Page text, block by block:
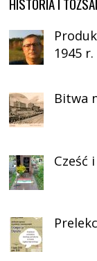
1945 r.
Bitwa
Cześć